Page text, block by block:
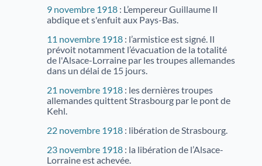
9 novembre 1918 : L’empereur Guillaume Il
abdique et s'enfuit aux Pays-Bas.
11 novembre 1918 : l’armistice est signé. Il
prévoit notamment l’évacuation de la totalité
de l'Alsace-Lorraine par les troupes allemandes
dans un délai de 15 jours.
21 novembre 1918 : les dernières troupes
allemandes quittent Strasbourg par le pont de
Kehl.
22 novembre 1918 : libération de Strasbourg.
23 novembre 1918 : la libération de l’Alsace-
Lorraine est achevée.